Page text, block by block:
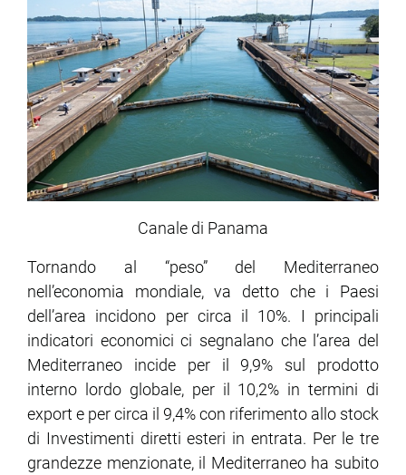
Canale di Panama
Tornando al “peso” del Mediterraneo
nell’economia mondiale, va detto che i Paesi
dell’area incidono per circa il 10%. I principali
indicatori economici ci segnalano che l’area del
Mediterraneo incide per il 9,9% sul prodotto
interno lordo globale, per il 10,2% in termini di
export e per circa il 9,4% con riferimento allo stock
di Investimenti diretti esteri in entrata. Per le tre
grandezze menzionate, il Mediterraneo ha subito